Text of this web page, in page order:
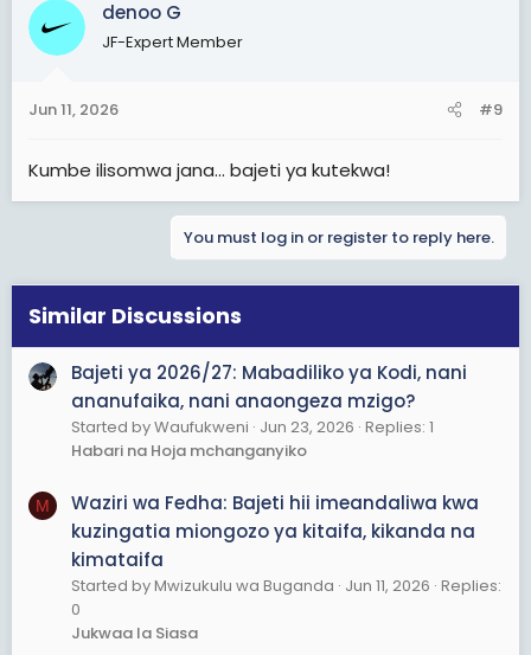
t
i
s
denoo G
JF-Expert Member
Jun 11, 2026 #9
Kumbe ilisomwa jana... bajeti ya kutekwa!
You must log in or register to reply here.
Similar Discussions
Bajeti ya 2026/27: Mabadiliko ya Kodi, nani
ananufaika, nani anaongeza mzigo?
Started by Waufukweni Jun 23, 2026 Replies: 1
Habari na Hoja mchanganyiko
M
Waziri wa Fedha: Bajeti hii imeandaliwa kwa
kuzingatia miongozo ya kitaifa, kikanda na
kimataifa
Started by Mwizukulu wa Buganda Jun 11, 2026 Replies:
0
Jukwaa la Siasa